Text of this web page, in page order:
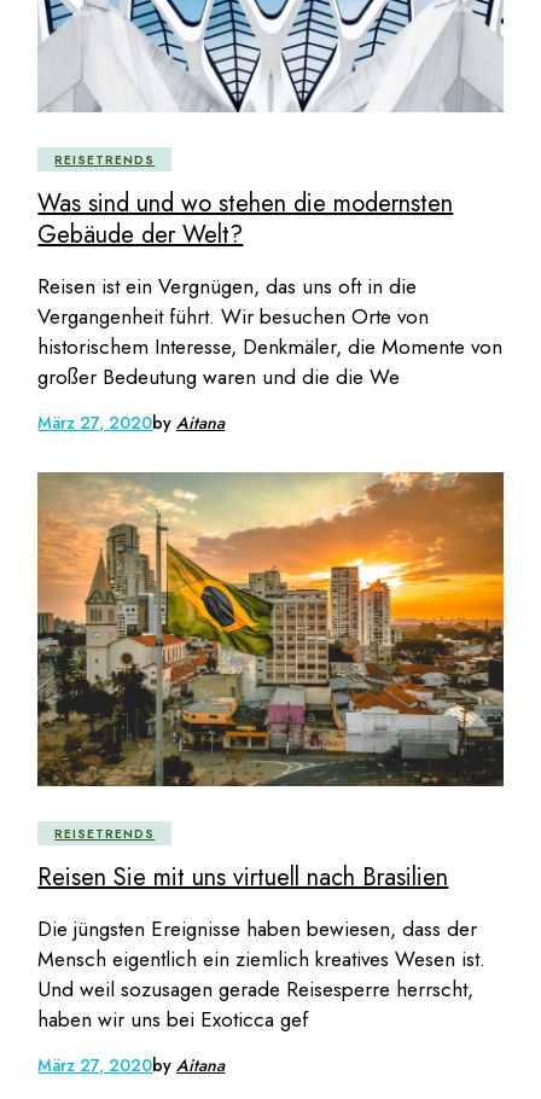
REISETRENDS
Was sind und wo stehen die modernsten
Gebäude der Welt?
Reisen ist ein Vergnügen, das uns oft in die
Vergangenheit führt. Wir besuchen Orte von
historischem Interesse, Denkmäler, die Momente von
großer Bedeutung waren und die die We
März 27, 2020byAitana
REISETRENDS
Reisen Sie mit uns virtuell nach Brasilien
Die jüngsten Ereignisse haben bewiesen, dass der
Mensch eigentlich ein ziemlich kreatives Wesen ist.
Und weil sozusagen gerade Reisesperre herrscht,
haben wir uns bei Exoticca gef
März 27, 2020byAitana